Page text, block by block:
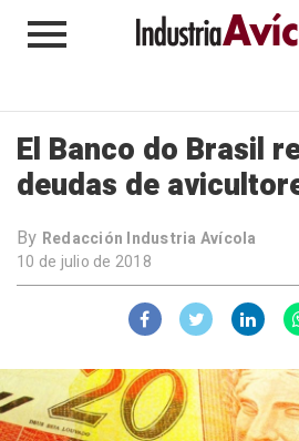
El Banco do Brasil
deudas de
By Redacción Industria Avícola
10 de julio de 2018